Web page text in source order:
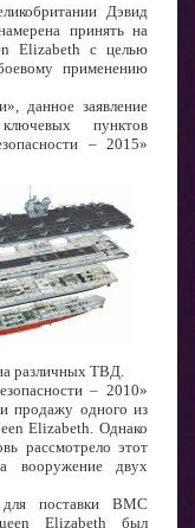
Дэвид
принять на
Elizabeth с целью
применению
данное заявление
пунктов
– 2015»
различных ТВД.
– 2010»
продажу одного из
Elizabeth. Однако
рассмотрело этот
вооружение двух
для поставки ВМС
Elizabeth был